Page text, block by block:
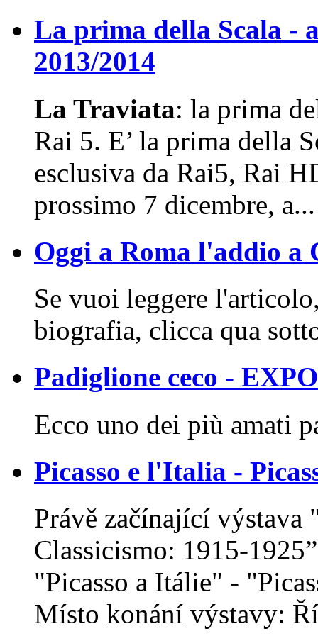
La prima della Scala -
2013/2014
La Traviata: la prima
Rai 5. E’ la prima della
esclusiva da Rai5, Rai
prossimo 7 dicembre, a...
Oggi a Roma l'addio
Se vuoi leggere
biografia, clicca qua
Padiglione ceco -
Ecco uno dei più amati
Picasso e l'Italia -
Právě začínající výstava
Classicismo: 1915-
"Picasso a Itálie" -
Místo konání výstavy: